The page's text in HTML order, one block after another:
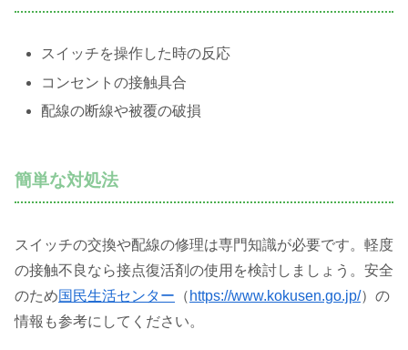
スイッチを操作した時の反応
コンセントの接触具合
配線の断線や被覆の破損
簡単な対処法
スイッチの交換や配線の修理は専門知識が必要です。軽度
の接触不良なら接点復活剤の使用を検討しましょう。安全
のため国民生活センター （ https://www.kokusen.go.jp/）の
情報も参考にしてください。